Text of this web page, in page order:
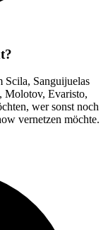
Scila, Sanguijuelas
Molotov, Evaristo,
wer sonst noch
vernetzen möchte.